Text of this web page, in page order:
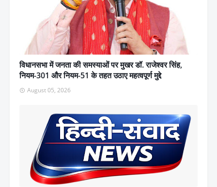
विधानसभा में जनता की समस्याओं पर मुखर डॉ. राजेश्वर सिंह,
नियम-301 और नियम-51 के तहत उठाए महत्वपूर्ण मुद्दे
August 05, 2026